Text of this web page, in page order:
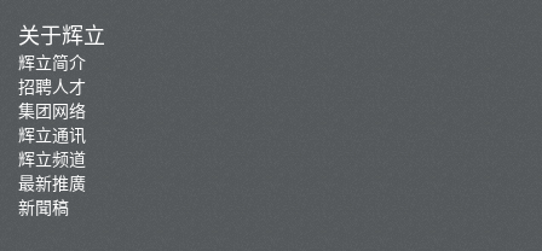
关于辉立
辉立简介
招聘人才
集团网络
辉立通讯
辉立频道
最新推廣
新聞稿